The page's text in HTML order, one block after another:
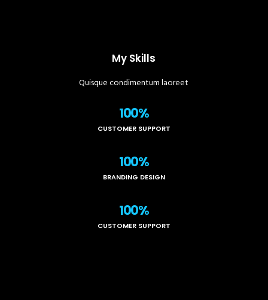
My Skills
Quisque condimentum laoreet
100%
CUSTOMER SUPPORT
100%
BRANDING DESIGN
100%
CUSTOMER SUPPORT